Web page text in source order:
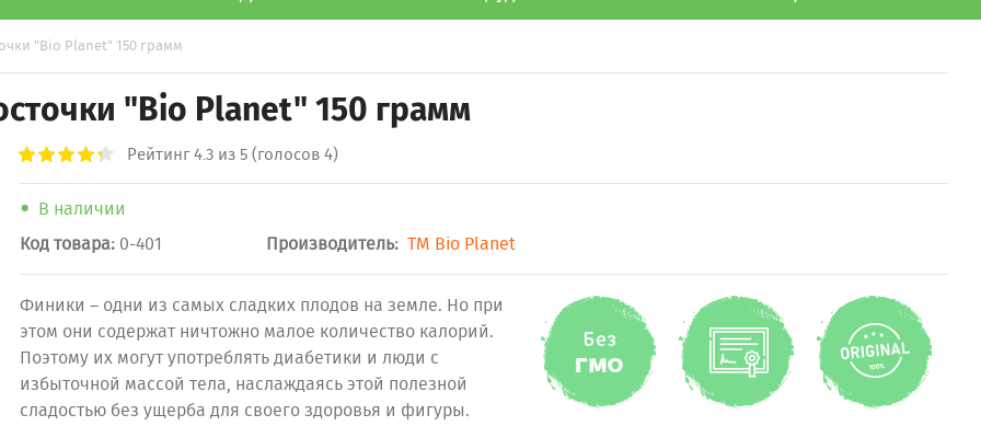
"Bio Planet" 150 грамм
"Bio Planet" 150 грамм
Рейтинг4.3 из 5 (голосов 4)
В наличии
Код товара: 0-401 Производитель: ТМ Bio Planet
Финики – одни из самых сладких плодов на земле. Но при
этом они содержат ничтожно малое количество калорий.
Поэтому их могут употреблять диабетики и люди с
избыточной массой тела, наслаждаясь этой полезной
сладостью без ущерба для своего здоровья и фигуры.